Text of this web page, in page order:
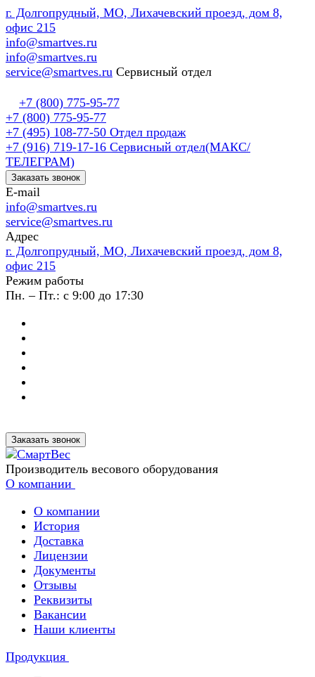
г. Долгопрудный, МО, Лихачевский проезд, дом 8,
офис 215
info@smartves.ru
info@smartves.ru
service@smartves.ru Сервисный отдел
+7 (800) 775-95-77
+7 (800) 775-95-77
+7 (495) 108-77-50 Отдел продаж
+7 (916) 719-17-16 Сервисный отдел(МАКС/
ТЕЛЕГРАМ)
Заказать звонок
E-mail
info@smartves.ru
service@smartves.ru
Адрес
г. Долгопрудный, МО, Лихачевский проезд, дом 8,
офис 215
Режим работы
Пн. – Пт.: с 9:00 до 17:30
Заказать звонок
Производитель весового оборудования
О компании
О компании
История
Доставка
Лицензии
Документы
Отзывы
Реквизиты
Вакансии
Наши клиенты
Продукция